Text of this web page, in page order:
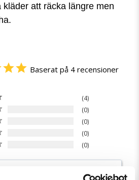
att räcka längre men
Baserat på 4 recensioner
4
0
0
0
0